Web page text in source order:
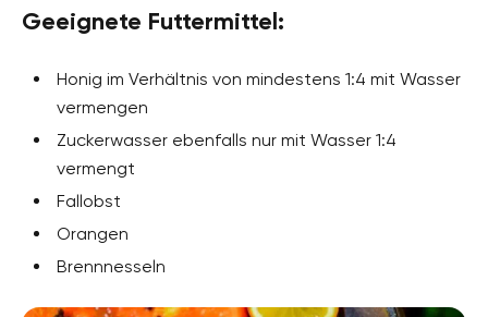
Geeignete Futtermittel:
Honig im Verhältnis von mindestens 1:4 mit Wasser
vermengen
Zuckerwasser ebenfalls nur mit Wasser 1:4
vermengt
Fallobst
Orangen
Brennnesseln